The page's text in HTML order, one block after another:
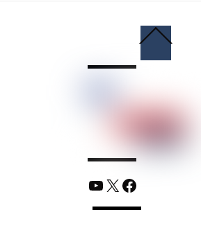
To
YouTube
X Facebook